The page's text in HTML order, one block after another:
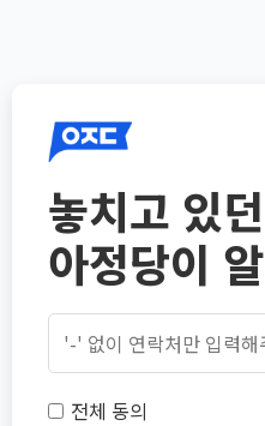
놓치고 있던
아정당이
전체 동의